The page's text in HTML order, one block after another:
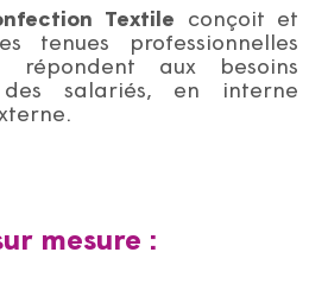
Textile conçoit et
tenues professionnelles
répondent aux besoins
des salariés, en interne
mesure :